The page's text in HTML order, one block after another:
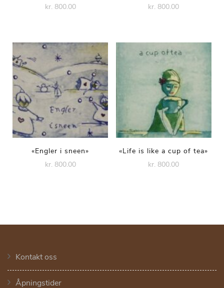
kr. 800.00
kr. 800.00
«Engler i sneen»
kr. 800.00
«Life is like a cup of tea»
kr. 800.00
Kontakt oss
Åpningstider